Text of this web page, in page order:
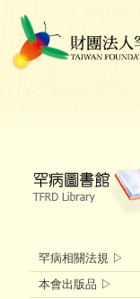
罕病相關法規 ▷
本會出版品 ▷